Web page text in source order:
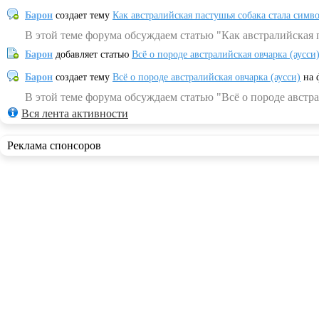
Барон создает тему Как австралийская пастушья собака стала
В этой теме форума обсуждаем статью "Как
Барон добавляет статью Всё о породе австралийская овчарка (аусси)
Барон создает тему Всё о породе австралийская овчарка (аусси) на
В этой теме форума обсуждаем статью "Всё о породе
Вся лента активности
Реклама спонсоров